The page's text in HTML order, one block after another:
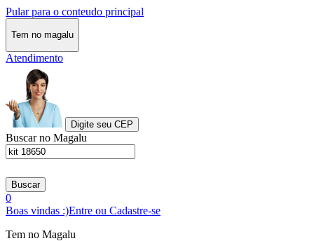
Pular para o conteudo principal
Tem no magalu
Atendimento
Digite seu CEP
Buscar no Magalu
Buscar
0
Boas vindas :)Entre ou Cadastre-se
Tem no Magalu